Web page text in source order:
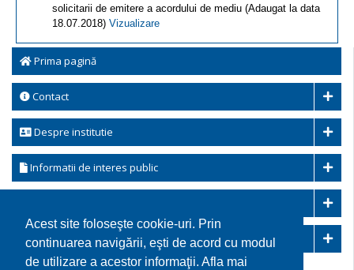
Acest site foloseşte cookie-uri. Prin
continuarea navigării, eşti de acord cu modul
de utilizare a acestor informaţii. Afla mai
Prima pagină
Contact
Despre institutie
Informatii de interes public
Integritatea instituțională
solicitarii de emitere a acordului de mediu (Adaugat la data
18.07.2018) Vizualizare